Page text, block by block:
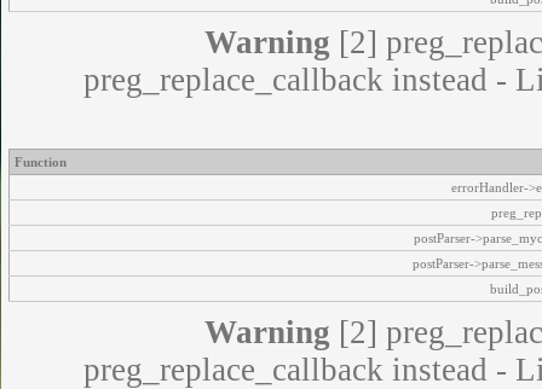
Warning [2]
preg_replace_callback instead -
Function
errorHandler-
postParser-
postParser-
Warning [2]
preg_replace_callback instead -